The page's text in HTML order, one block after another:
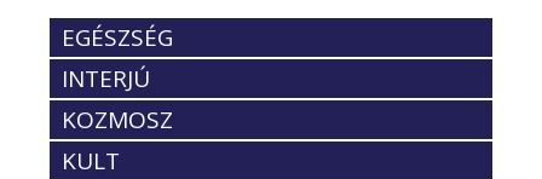
EGÉSZSÉG
INTERJÚ
KOZMOSZ
KULT